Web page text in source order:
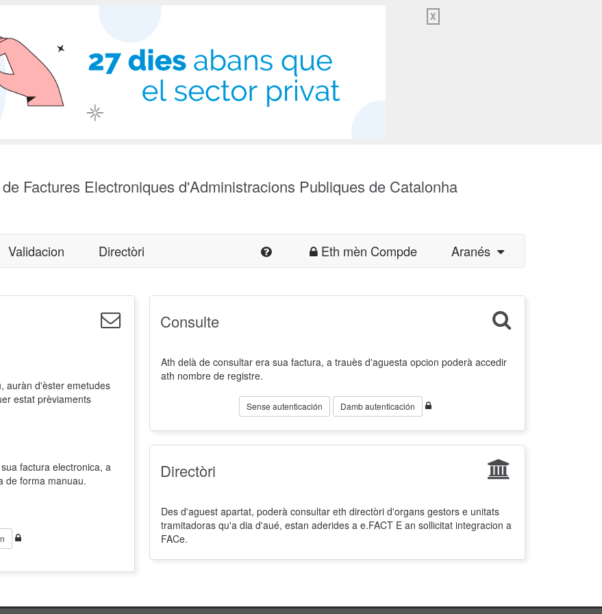
X
Factures Electroniques d'Administracions Publiques de Catalonha
Validacion Directòri Eth mèn Compde Aranés
auràn d'èster emetudes
estat prèviaments
factura electronica, a
de forma manuau.
Consulte
Ath delà de consultar era sua factura, a trauès d'aguesta opcion poderà accedir
ath nombre de registre.
Sense autenticación Damb autenticación
Directòri
Des d'aguest apartat, poderà consultar eth directòri d'organs gestors e unitats
tramitadoras qu'a dia d'aué, estan aderides a e.FACT E an sollicitat integracion a
FACe.